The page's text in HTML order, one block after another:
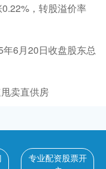
，转股溢价率
6月20日收盘股东总
卖直供房
专业配资股票开